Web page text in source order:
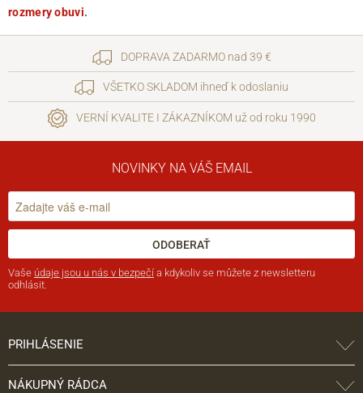
rozmery obuvi.
DOPRAVA ZADARMO nad 39 €
VŠETKO SKLADOM ihneď k odoslaniu
VERNÍ KVALITE I ZÁKAZNÍKOM už od roku 1990
NOVINKY NA VÁŠ EMAIL
ODOBERAŤ
Vaše údaje jsou u nás v bezpečí a kdykoliv se můžete z newsletteru
odhlásit.
PRIHLÁSENIE
NÁKUPNÝ RÁDCA